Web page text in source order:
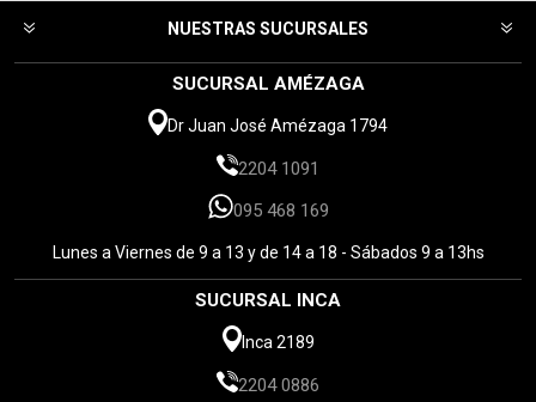
NUESTRAS SUCURSALES
SUCURSAL AMÉZAGA
Dr Juan José Amézaga 1794
2204 1091
095 468 169
Lunes a Viernes de 9 a 13 y de 14 a 18 - Sábados 9 a 13hs
SUCURSAL INCA
Inca 2189
2204 0886